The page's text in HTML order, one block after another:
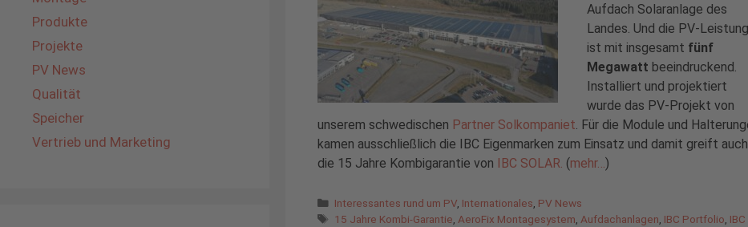
Aufdach Solaranlage des
Landes. Und die PV-Leistung
ist mit insgesamt fünf
Megawatt beeindruckend.
Installiert und projektiert
wurde das PV-Projekt von
unserem schwedischen Partner Solkompaniet . Für die Module und
kamen ausschließlich die IBC Eigenmarken zum Einsatz und damit greift auch
die 15 Jahre Kombigarantie von IBC SOLAR. (mehr… )
Kategorien
Interessantes rund um PV Internationales PV News
Schlagwörter
15 Jahre Kombi-Garantie AeroFix Montagesystem Aufdachanlagen IBC Portfolio IBC
Produkte
Projekte
PV News
Qualität
Speicher
Vertrieb und Marketing